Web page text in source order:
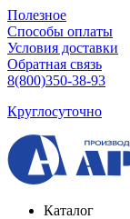
Полезное
Способы оплаты
Условия доставки
Обратная связь
8(800)350-38-93
Круглосуточно
Каталог